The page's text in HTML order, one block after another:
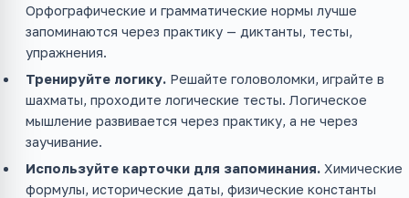
Орфографические и грамматические нормы лучше
запоминаются через практику — диктанты, тесты,
упражнения.
Тренируйте логику. Решайте головоломки, играйте в
шахматы, проходите логические тесты. Логическое
мышление развивается через практику, а не через
заучивание.
Используйте карточки для запоминания. Химические
формулы, исторические даты, физические константы